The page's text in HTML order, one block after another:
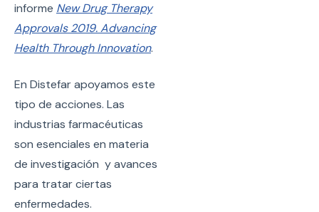
informe New Drug Therapy
Approvals 2019. Advancing
Health Through Innovation.
En Distefar apoyamos este
tipo de acciones. Las
industrias farmacéuticas
son esenciales en materia
de investigación y avances
para tratar ciertas
enfermedades.